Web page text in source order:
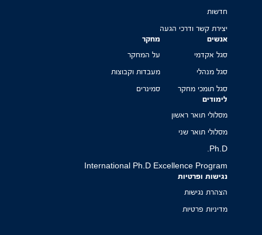
חדשות
יצירת קשר ודרכי הגעה
אנשים
סגל אקדמי
סגל מנהלי
סגל תומכי מחקר
מחקר
על המחקר
מעבדות וקבוצות
סמינרים
לימודים
מסלולי תואר ראשון
מסלולי תואר שני
Ph.D.
International Ph.D Excellence Program
נגישות ופרטיות
הצהרת נגישות
מדיניות פרטיות